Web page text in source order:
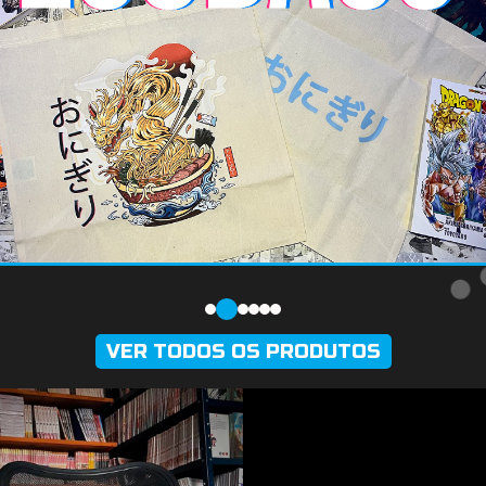
VER TODOS OS PRODUTOS